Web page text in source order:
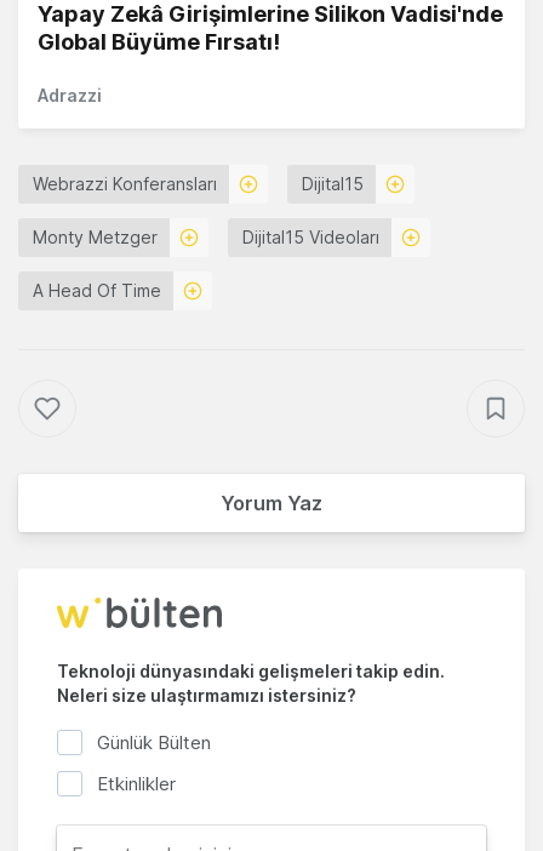
Yapay Zekâ Girişimlerine Silikon Vadisi'nde
Global Büyüme Fırsatı!
Adrazzi
Webrazzi Konferansları Dijital15
Monty Metzger Dijital15 Videoları
A Head Of Time
Yorum Yaz
Teknoloji dünyasındaki gelişmeleri takip edin.
Neleri size ulaştırmamızı istersiniz?
Günlük Bülten
Etkinlikler